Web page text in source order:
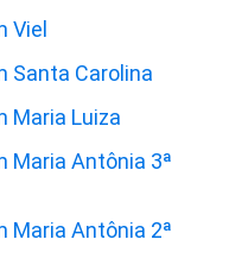
Viel
Santa Carolina
Maria Luiza
Maria Antônia 3ª
Maria Antônia 2ª